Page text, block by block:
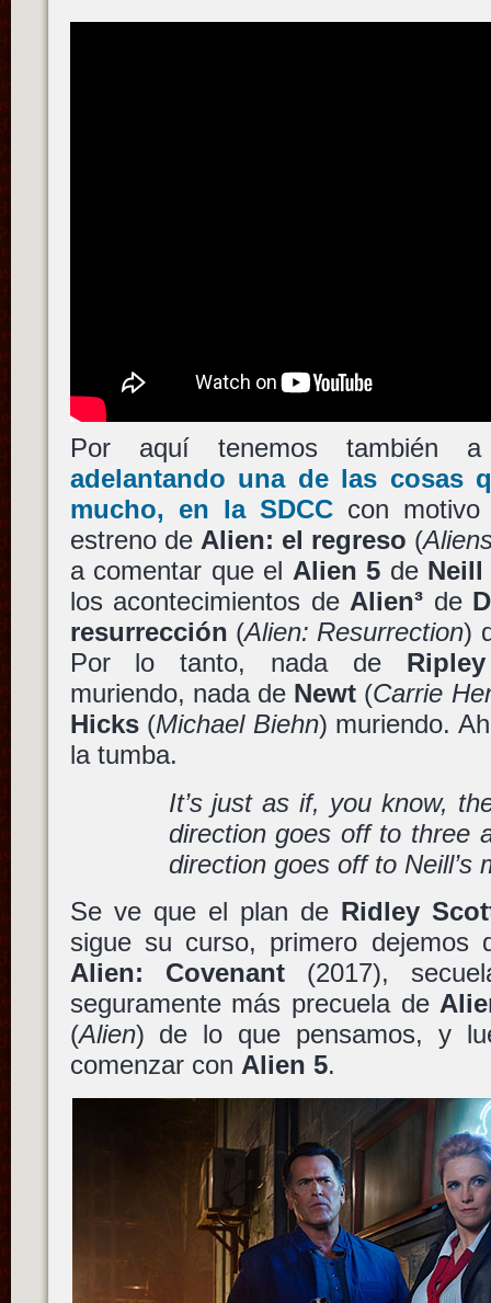
Por aquí tenemos también
adelantando una de las cosas
mucho, en la SDCCcon motivo
estreno de Alien: el regreso (
a comentar que el Alien 5 de Neill
los acontecimientos de Alien³ de
resurrección (Alien: Resurrection)
Por lo tanto, nada de Ripley
muriendo, nada de Newt (Carrie
Hicks(Michael Biehn) muriendo.
la tumba.
It’s just as if, you know,
direction goes off to three
direction goes off to Neill’s
Se ve que el plan de Ridley
sigue su curso, primero dejemos
Alien: Covenant(2017),
seguramente más precuela de
(Alien) de lo que pensamos, y
comenzar con Alien 5.